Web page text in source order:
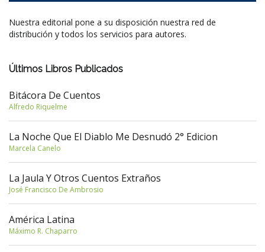
Nuestra editorial pone a su disposición nuestra red de
distribución y todos los servicios para autores.
Últimos Libros Publicados
Bitácora De Cuentos
Alfredo Riquelme
La Noche Que El Diablo Me Desnudó 2° Edicion
Marcela Canelo
La Jaula Y Otros Cuentos Extraños
José Francisco De Ambrosio
América Latina
Máximo R. Chaparro